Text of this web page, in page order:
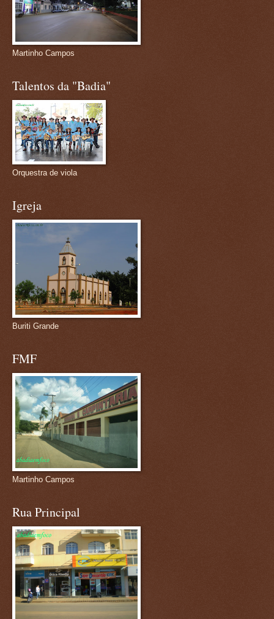
Martinho Campos
Talentos da "Badia"
Orquestra de viola
Igreja
Buriti Grande
FMF
Martinho Campos
Rua Principal